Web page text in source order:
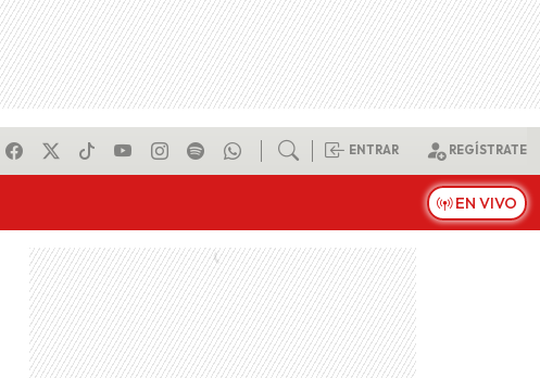
ENTRAR REGÍSTRATE
EN VIVO